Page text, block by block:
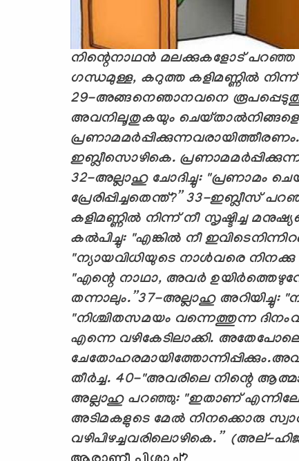
നിന്റെനാഥന്‍ മലക്കുകളോട് പറഞ്ഞ
ഗന്ധമുള്ള, കറുത്ത കളിമണ്ണില്‍
29-അങ്ങനെഞാനവനെ
അവനിലൂതുകയും ചെയ്താല്‍
പ്രണാമമര്‍പ്പിക്കുന്നവരായിത്തീരണം.
ഇബ്ലീസൊഴികെ.
32-അല്ലാഹു ചോദിച്ചു: "പ്രണാമം
പ്രേരിപ്പിച്ചതെന്ത്?” 33-ഇബ്ലീസ്
കളിമണ്ണില്‍ നിന്ന് നീ സൃഷ്ടിച്ച
കല്‍പിച്ചു: "എങ്കില്‍ നീ
"ന്യായവിധിയുടെ നാള്‍വരെ നിനക്കു
"എന്റെ നാഥാ, അവര്‍
തന്നാലും. 37-അല്ലാഹു അറിയിച്ചു:
"നിശ്ചിതസമയം വന്നെത്തുന്ന
എന്നെ വഴികേടിലാക്കി.
ചേതോഹരമായിത്തോന്നിപ്പിക്കും.
തീര്‍ച്ച. 40-"അവരിലെ നിന്റെ
അല്ലാഹു പറഞ്ഞു: "ഇതാണ്
അടിമകളുടെ മേല്‍ നിനക്കൊരു
വഴിപിഴച്ചവരിലൊഴികെ. ” (അല്-